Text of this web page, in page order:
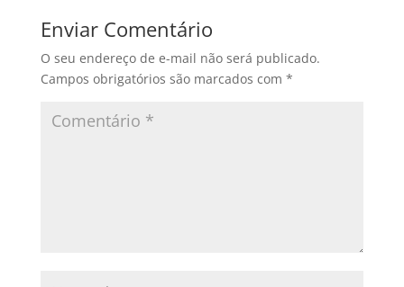
Enviar Comentário
O seu endereço de e-mail não será publicado.
Campos obrigatórios são marcados com *